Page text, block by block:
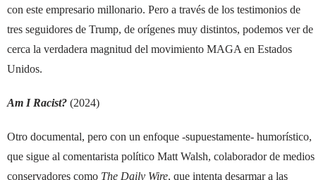
con este empresario millonario. Pero a través de los testimonios de
tres seguidores de Trump, de orígenes muy distintos, podemos ver de
cerca la verdadera magnitud del movimiento MAGA en Estados
Unidos.
Am I Racist? (2024)
Otro documental, pero con un enfoque -supuestamente- humorístico,
que sigue al comentarista político Matt Walsh, colaborador de medios
conservadores como The Daily Wire, que intenta desarmar a las